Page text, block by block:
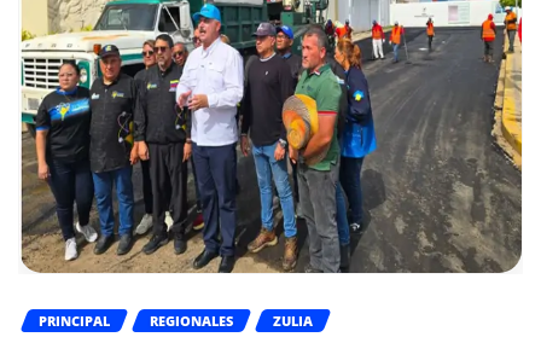
PRINCIPAL REGIONALES ZULIA